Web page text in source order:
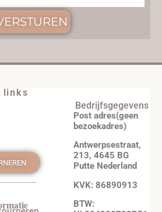
links
Bedrijfsgegevens
Post adres(geen
bezoekadres)
Antwerpsestraat,
213, 4645 BG
Putte Nederland
KVK: 86890913
BTW: